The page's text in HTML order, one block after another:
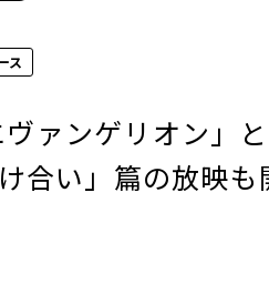
ス
ァンゲリオン」
合い」篇の放映も